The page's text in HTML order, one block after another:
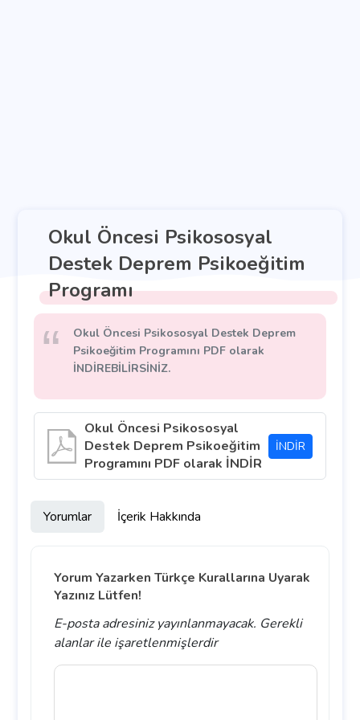
Okul Öncesi Psikososyal
Destek Deprem Psikoeğitim
Programı
Okul Öncesi Psikososyal Destek Deprem
Psikoeğitim Programını PDF olarak
İNDİREBİLİRSİNİZ.
Okul Öncesi Psikososyal
Destek Deprem Psikoeğitim
Programını PDF olarak İNDİR
İNDİR
Yorumlar İçerik Hakkında
Yorum Yazarken Türkçe Kurallarına Uyarak
Yazınız Lütfen!
E-posta adresiniz yayınlanmayacak. Gerekli
alanlarile işaretlenmişlerdir